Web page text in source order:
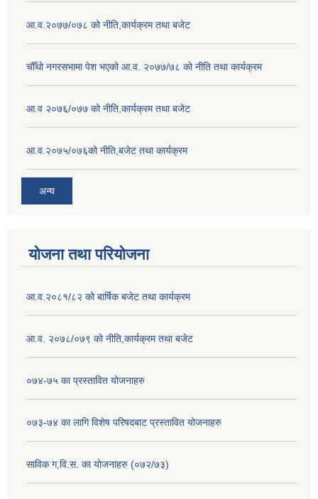
आ.व.२०७७/०७८ को नीति,कार्यक्रम तथा बजेट
चौँथो नगरसभामा पेश भएको आ.व. २०७७/७८ को नीति तथा कार्यक्रम
आ.व २०७६/०७७ को नीति,कार्यक्रम तथा बजेट
आ.व.२०७५/०७६को नीति,बजेट तथा कार्यक्रम
अन्य
योजना तथा परियोजना
आ.व.२०८१/८२ को बार्षिक बजेट तथा कार्यक्रम
आ.व. २०७८/०७९ को नीति,कार्यक्रम तथा बजेट
०७४-७५ का प्रस्तावित योजनाहरु
०७३-७४ का लागि विशेष परिषदबाट प्रस्तावित योजनाहरु
साविक ग,वि.स. का योजनाहरु (०७२/७३)